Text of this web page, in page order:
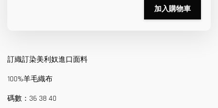
加入購物車
訂織訂染美利奴進口面料
100%羊毛織布
碼數：36 38 40